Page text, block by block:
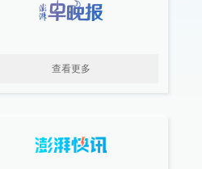
查看更多